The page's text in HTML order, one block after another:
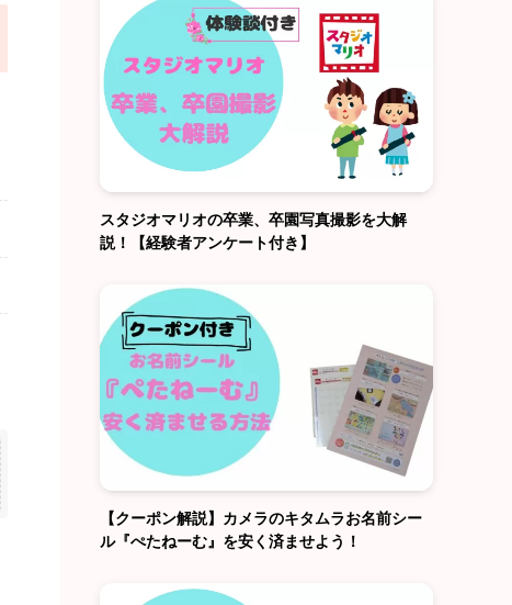
スタジオマリオの卒業、卒園写真撮影を大解
説！【経験者アンケート付き】
【クーポン解説】カメラのキタムラお名前シー
ル『ぺたねーむ』を安く済ませよう！